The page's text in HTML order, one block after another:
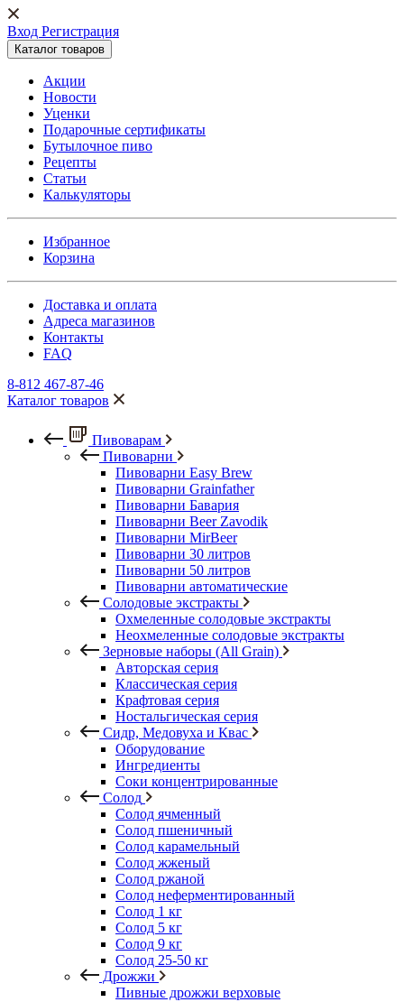
Вход Регистрация
Каталог товаров
Акции
Новости
Уценки
Подарочные сертификаты
Бутылочное пиво
Рецепты
Статьи
Калькуляторы
Избранное
Корзина
Доставка и оплата
Адреса магазинов
Контакты
FAQ
8-812 467-87-46
Каталог товаров
Пивоварам
Пивоварни
Пивоварни Easy Brew
Пивоварни Grainfather
Пивоварни Бавария
Пивоварни Beer Zavodik
Пивоварни MirBeer
Пивоварни 30 литров
Пивоварни 50 литров
Пивоварни автоматические
Солодовые экстракты
Охмеленные солодовые экстракты
Неохмеленные солодовые экстракты
Зерновые наборы (All Grain)
Авторская серия
Классическая серия
Крафтовая серия
Ностальгическая серия
Сидр, Медовуха и Квас
Оборудование
Ингредиенты
Соки концентрированные
Солод
Солод ячменный
Солод пшеничный
Солод карамельный
Солод жженый
Солод ржаной
Солод неферментированный
Солод 1 кг
Солод 5 кг
Солод 9 кг
Солод 25-50 кг
Дрожжи
Пивные дрожжи верховые